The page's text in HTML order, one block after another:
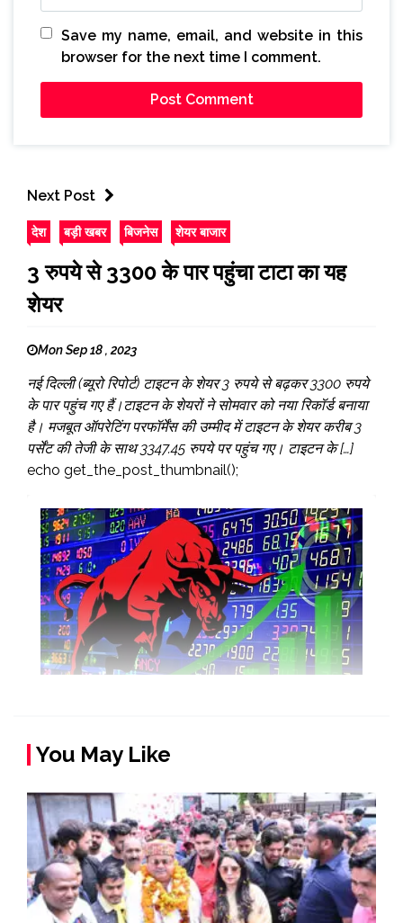
Save my name, email, and website in this
browser for the next time I comment.
Next Post
देश बड़ी खबर बिजनेस शेयर बाजार
3 रुपये से 3300 के पार पहुंचा टाटा का यह
शेयर
Mon Sep 18 , 2023
नई दिल्ली (ब्यूरो रिपोर्ट) टाइटन के शेयर 3 रुपये से बढ़कर 3300 रुपये
के पार पहुंच गए हैं।टाइटन के शेयरों ने सोमवार को नया रिकॉर्ड बनाया
है। मजबूत ऑपरेटिंग परफॉर्मेंस की उम्मीद में टाइटन के शेयर करीब 3
पर्सेंट की तेजी के साथ 3347.45 रुपये पर पहुंच गए। टाइटन के […]
echo get_the_post_thumbnail();
You May Like